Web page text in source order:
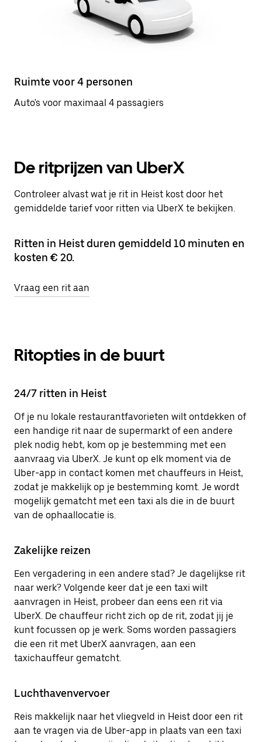
Ruimte voor 4 personen
Auto's voor maximaal 4 passagiers
De ritprijzen van UberX
Controleer alvast wat je rit in Heist kost door het
gemiddelde tarief voor ritten via UberX te bekijken.
Ritten in Heist duren gemiddeld 10 minuten en
kosten € 20.
Vraag een rit aan
Ritopties in de buurt
24/7 ritten in Heist
Of je nu lokale restaurantfavorieten wilt ontdekken of
een handige rit naar de supermarkt of een andere
plek nodig hebt, kom op je bestemming met een
aanvraag via UberX. Je kunt op elk moment via de
Uber-app in contact komen met chauffeurs in Heist,
zodat je makkelijk op je bestemming komt. Je wordt
mogelijk gematcht met een taxi als die in de buurt
van de ophaallocatie is.
Zakelijke reizen
Een vergadering in een andere stad? Je dagelijkse rit
naar werk? Volgende keer dat je een taxi wilt
aanvragen in Heist, probeer dan eens een rit via
UberX. De chauffeur richt zich op de rit, zodat jij je
kunt focussen op je werk. Soms worden passagiers
die een rit met UberX aanvragen, aan een
taxichauffeur gematcht.
Luchthavenvervoer
Reis makkelijk naar het vliegveld in Heist door een rit
aan te vragen via de Uber-app in plaats van een taxi